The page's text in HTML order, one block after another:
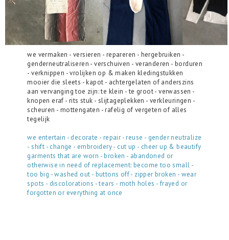
we vermaken - versieren - repareren - hergebruiken -
genderneutraliseren - verschuiven - veranderen - borduren
- verknippen - vrolijken op & maken kledingstukken
mooier die sleets - kapot - achtergelaten of anderszins
aan vervanging toe zijn: te klein - te groot - verwassen -
knopen eraf - rits stuk - slijtageplekken - verkleuringen -
scheuren - mottengaten - rafelig of vergeten of alles
tegelijk
we entertain - decorate - repair - reuse - gender neutralize
- shift - change - embroidery - cut up - cheer up & beautify
garments that are worn - broken - abandoned or
otherwise in need of replacement: become too small -
too big - washed out - buttons off - zipper broken - wear
spots - discolorations - tears - moth holes - frayed or
forgotten or everything at once